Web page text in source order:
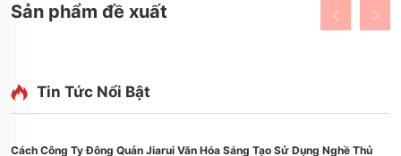
Sản phẩm đề xuất
Tin Tức Nổi Bật
Cách Công Ty Đông Quản Jiarui Văn Hóa Sáng Tạo Sử Dụng Nghề Thủ